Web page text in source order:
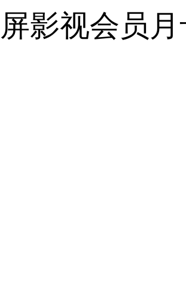
影视会员